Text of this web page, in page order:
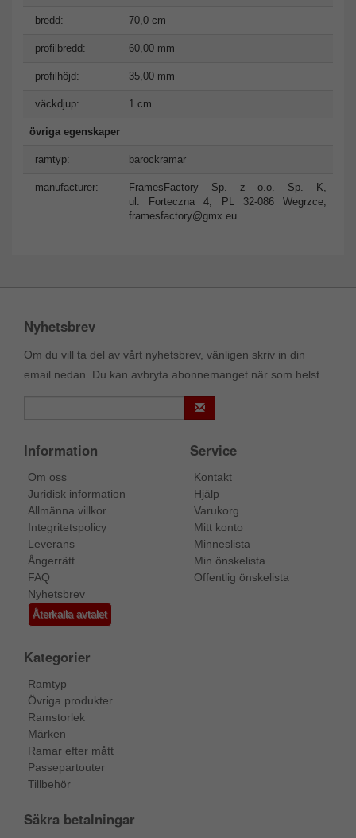
bredd: 70,0 cm
profilbredd: 60,00 mm
profilhöjd: 35,00 mm
väckdjup: 1 cm
övriga egenskaper
ramtyp: barockramar
manufacturer:
FramesFactory Sp. z o.o. Sp. K,
ul. Forteczna 4, PL 32-086 Wegrzce,
framesfactory@gmx.eu
Nyhetsbrev
Om du vill ta del av vårt nyhetsbrev, vänligen skriv in din
email nedan. Du kan avbryta abonnemanget när som helst.
Information
Om oss
Juridisk information
Allmänna villkor
Integritetspolicy
Leverans
Ångerrätt
FAQ
Nyhetsbrev
Återkalla avtalet
Service
Kontakt
Hjälp
Varukorg
Mitt konto
Minneslista
Min önskelista
Offentlig önskelista
Kategorier
Ramtyp
Övriga produkter
Ramstorlek
Märken
Ramar efter mått
Passepartouter
Tillbehör
Säkra betalningar